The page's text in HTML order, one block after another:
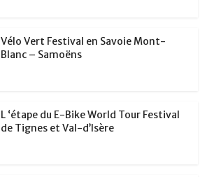
Vélo Vert Festival en Savoie Mont-
Blanc – Samoëns
L ‘étape du E-Bike World Tour Festival
de Tignes et Val-d’Isère